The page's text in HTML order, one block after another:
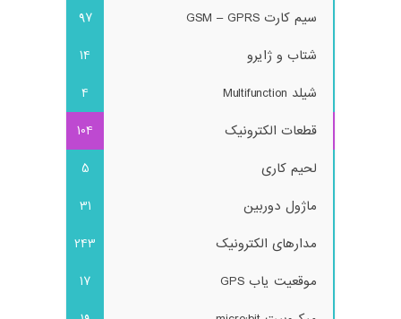
سیم کارت GSM – GPRS
97
شتاب و ژایرو
14
شیلد Multifunction
4
قطعات الکترونیک
104
لحیم کاری
5
ماژول دوربین
31
مدارهای الکترونیک
243
موقعیت یاب GPS
17